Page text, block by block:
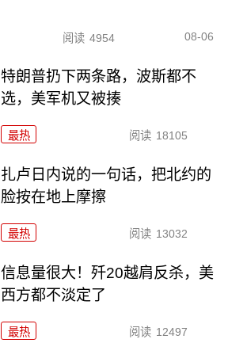
阅读 4954 08-06
特朗普扔下两条路，波斯都不
选，美军机又被揍
最热 阅读 18105
扎卢日内说的一句话，把北约的
脸按在地上摩擦
最热 阅读 13032
信息量很大！歼20越肩反杀，美
西方都不淡定了
最热 阅读 12497